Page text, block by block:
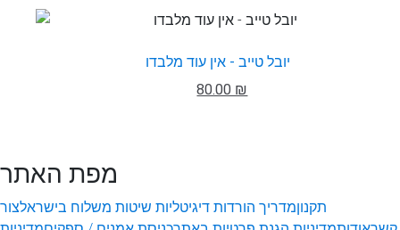
יובל טייב - אין עוד מלבדו
80.00 ₪
מפת האתר
תקנוןמדריך הורדות דיגיטליות שיטות משלוח בישראלצור